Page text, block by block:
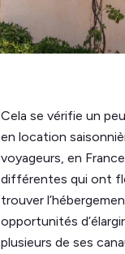
Cela se vérifie un
en location
voyageurs, en
différentes qui ont
trouver
opportunités
plusieurs de ses